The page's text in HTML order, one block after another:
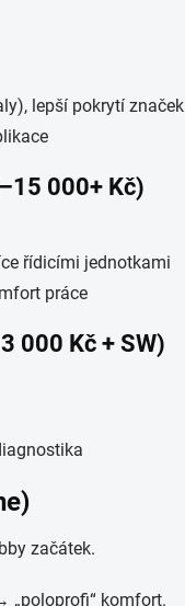
lepší pokrytí značek
000+ Kč)
řídicími jednotkami
práce
000 Kč + SW)
začátek.
„poloprofi“ komfort.